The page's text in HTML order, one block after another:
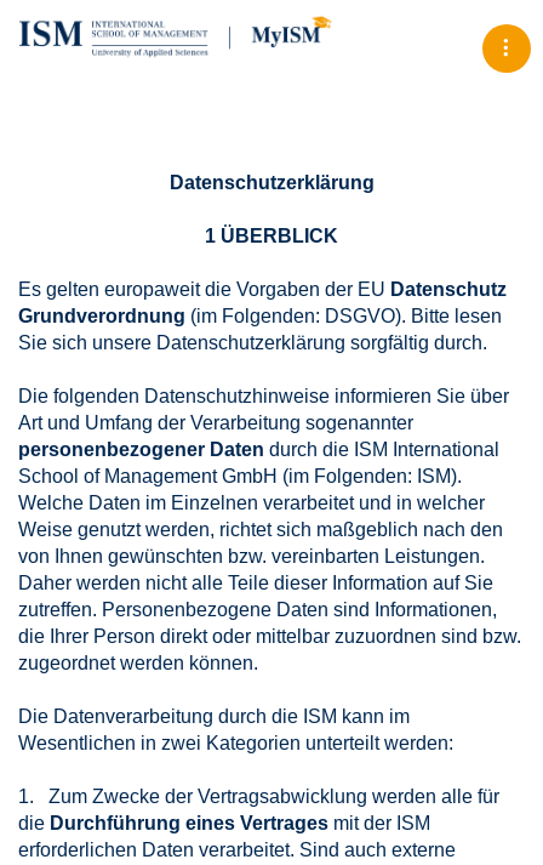
Datenschutzerklärung
1 ÜBERBLICK
Es gelten europaweit die Vorgaben der EU Datenschutz
Grundverordnung (im Folgenden: DSGVO). Bitte lesen
Sie sich unsere Datenschutzerklärung sorgfältig durch.
Die folgenden Datenschutzhinweise informieren Sie über
Art und Umfang der Verarbeitung sogenannter
personenbezogener Daten durch die ISM International
School of Management GmbH (im Folgenden: ISM).
Welche Daten im Einzelnen verarbeitet und in welcher
Weise genutzt werden, richtet sich maßgeblich nach den
von Ihnen gewünschten bzw. vereinbarten Leistungen.
Daher werden nicht alle Teile dieser Information auf Sie
zutreffen. Personenbezogene Daten sind Informationen,
die Ihrer Person direkt oder mittelbar zuzuordnen sind bzw.
zugeordnet werden können.
Die Datenverarbeitung durch die ISM kann im
Wesentlichen in zwei Kategorien unterteilt werden:
1. Zum Zwecke der Vertragsabwicklung werden alle für
die Durchführung eines Vertrages mit der ISM
erforderlichen Daten verarbeitet. Sind auch externe